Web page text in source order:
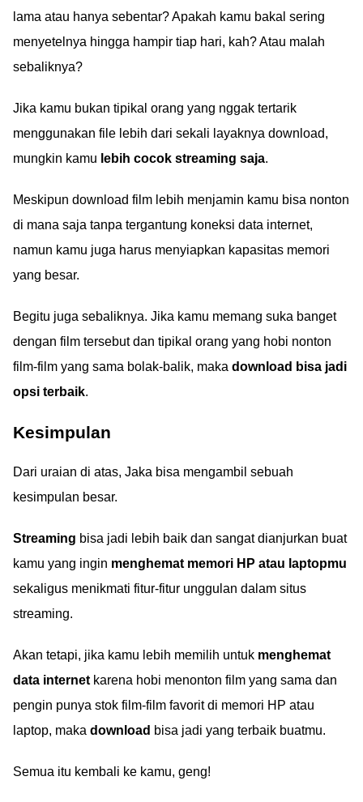
lama atau hanya sebentar? Apakah kamu bakal sering
menyetelnya hingga hampir tiap hari, kah? Atau malah
sebaliknya?
Jika kamu bukan tipikal orang yang nggak tertarik
menggunakan file lebih dari sekali layaknya download,
mungkin kamu lebih cocok streaming saja.
Meskipun download film lebih menjamin kamu bisa nonton
di mana saja tanpa tergantung koneksi data internet,
namun kamu juga harus menyiapkan kapasitas memori
yang besar.
Begitu juga sebaliknya. Jika kamu memang suka banget
dengan film tersebut dan tipikal orang yang hobi nonton
film-film yang sama bolak-balik, maka download bisa jadi
opsi terbaik.
Kesimpulan
Dari uraian di atas, Jaka bisa mengambil sebuah
kesimpulan besar.
Streaming bisa jadi lebih baik dan sangat dianjurkan buat
kamu yang ingin menghemat memori HP atau laptopmu
sekaligus menikmati fitur-fitur unggulan dalam situs
streaming.
Akan tetapi, jika kamu lebih memilih untuk menghemat
data internet karena hobi menonton film yang sama dan
pengin punya stok film-film favorit di memori HP atau
laptop, maka download bisa jadi yang terbaik buatmu.
Semua itu kembali ke kamu, geng!